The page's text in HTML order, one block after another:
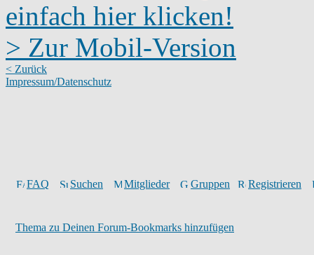
einfach hier klicken!
> Zur Mobil-Version
< Zurück
Impressum/Datenschutz
FAQ Suchen Mitglieder Gruppen Registrieren
Thema zu Deinen Forum-Bookmarks hinzufügen